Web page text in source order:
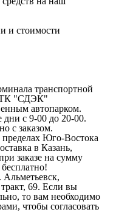
и стоимости
транспортной
"СДЭК"
автопарком.
дни с 9-00 до 20-00.
с заказом.
пределах Юго-Востока
в Казань,
заказе на сумму
Альметьевск,
69. Если вы
то вам необходимо
чтобы согласовать